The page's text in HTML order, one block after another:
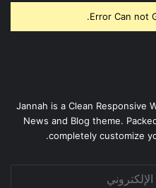
Error Can not
Jannah is a Clean Responsive
News and Blog theme.
completely customize